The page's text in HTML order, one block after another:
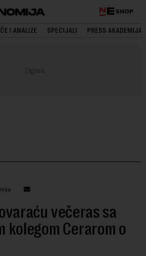
SHOP
I ANALIZE SPECIJALI PRESS AKADEMIJA
večeras sa
kolegom Cerarom o